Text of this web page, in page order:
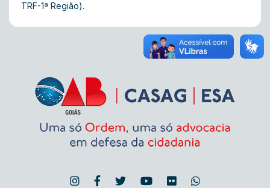
TRF-1ª Região).